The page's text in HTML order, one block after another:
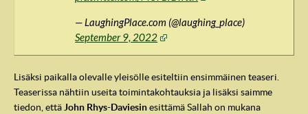
— LaughingPlace.com (@laughing_place)
September 9, 2022
Lisäksi paikalla olevalle yleisölle esiteltiin ensimmäinen teaseri.
Teaserissa nähtiin useita toimintakohtauksia ja lisäksi saimme
tiedon, ettäJohn Rhys-Daviesinesittämä Sallah on mukana